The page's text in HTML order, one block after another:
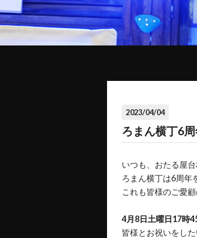
2023/04/04
ろまん横丁6
いつも、おたる屋
ろまん横丁は6周年
これも皆様のご愛
4月8日土曜日17時
皆様とお祝いをした